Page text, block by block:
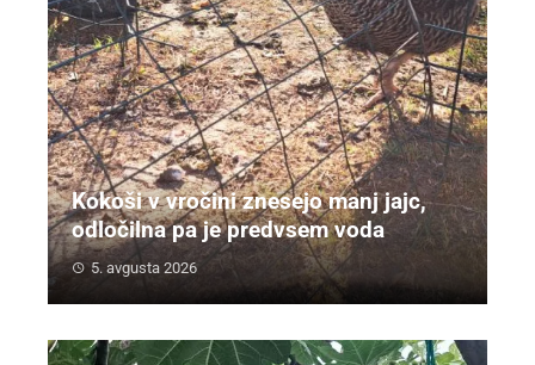
Kokoši v vročini znesejo manj jajc,
odločilna pa je predvsem voda
5. avgusta 2026